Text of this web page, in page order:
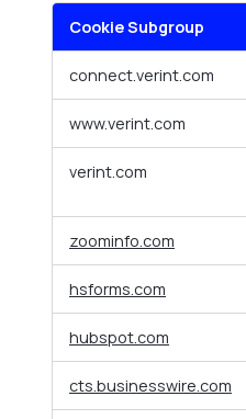
Necessary
Cookie Subgroup
connect.verint.com
www.verint.com
verint.com
zoominfo.com
hsforms.com
hubspot.com
cts.businesswire.com